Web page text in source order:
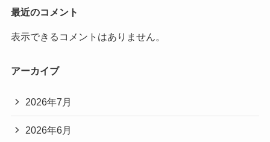
最近のコメント
表示できるコメントはありません。
アーカイブ
2026年7月
2026年6月